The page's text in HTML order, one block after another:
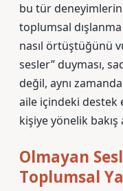
bu tür deneyimlerin
toplumsal
nasıl örtüştüğünü
sesler” duyması,
değil, aynı
aile içindeki destek
kişiye yönelik bakış
Olmayan
Toplumsal